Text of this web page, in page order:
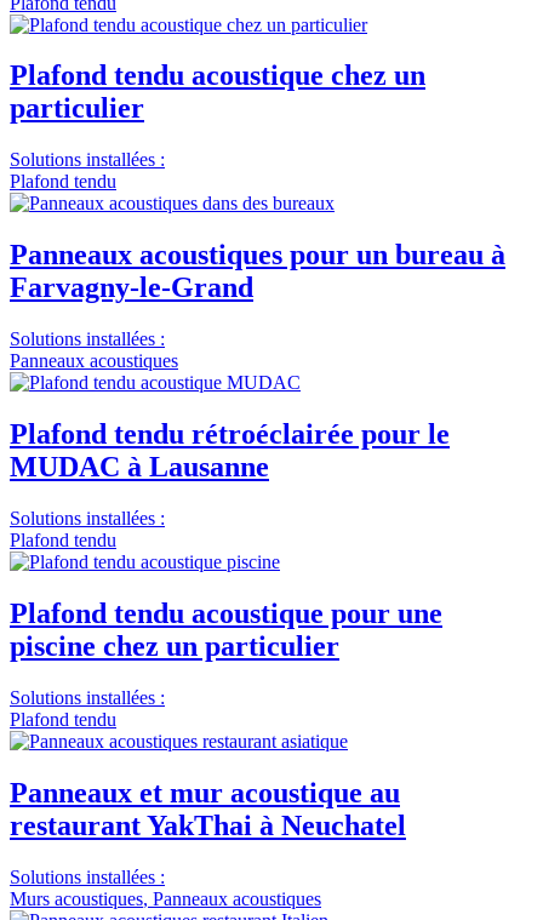
Plafond tendu acoustique chez un
particulier
Solutions installées :
Plafond tendu
Panneaux acoustiques pour un bureau à
Farvagny-le-Grand
Solutions installées :
Panneaux acoustiques
Plafond tendu rétroéclairée pour le
MUDAC à Lausanne
Solutions installées :
Plafond tendu
Plafond tendu acoustique pour une
piscine chez un particulier
Solutions installées :
Plafond tendu
Panneaux et mur acoustique au
restaurant YakThai à Neuchatel
Solutions installées :
Murs acoustiques, Panneaux acoustiques